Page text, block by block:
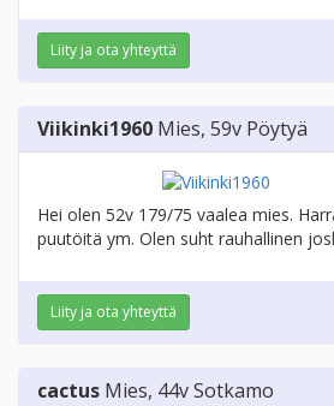
Liity ja ota yhteyttä
Viikinki1960 Mies, 59v Pöytyä
Hei olen 52v 179/75 vaalea mies.
puutöitä ym. Olen suht rauhallinen
Liity ja ota yhteyttä
cactus Mies, 44vSotkamo